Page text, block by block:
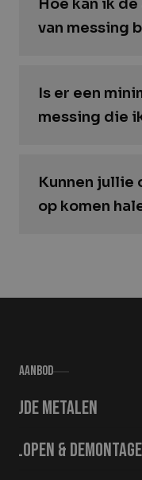
Hoe kan ik
van messing
Is er een
messing die
Kunnen jullie
op komen
Aanbod
Oude metalen
Slopen & demontage